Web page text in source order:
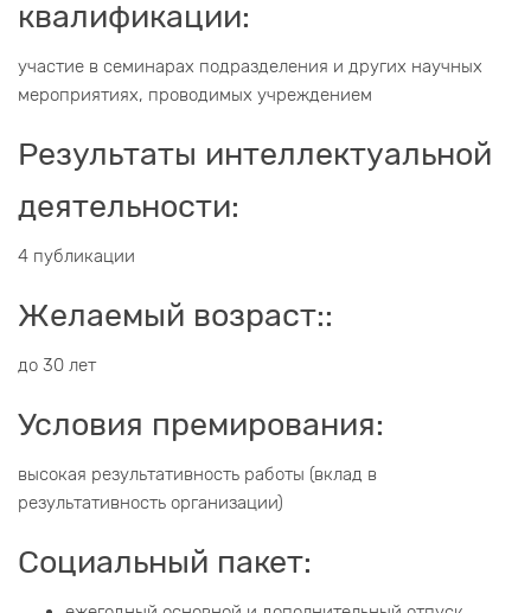
квалификации:
участие в семинарах подразделения и других научных
мероприятиях, проводимых учреждением
Результаты интеллектуальной
деятельности:
4 публикации
Желаемый возраст::
до 30 лет
Условия премирования:
высокая результативность работы (вклад в
результативность организации)
Социальный пакет: